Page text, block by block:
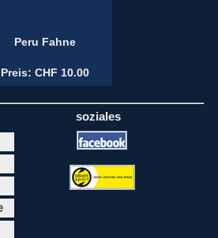
Peru Fahne
Preis: CHF 10.00
soziales